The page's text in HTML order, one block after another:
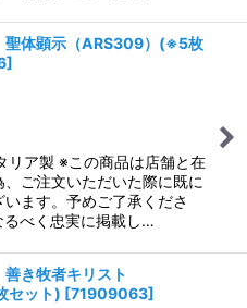
体顕示（ARS309）(※5枚
]
リア製 ※この商品は店舗と在
ご注文いただいた際に既に
ます。予めご了承くださ
べく忠実に掲載し…
き牧者キリスト
セット) [71909063]